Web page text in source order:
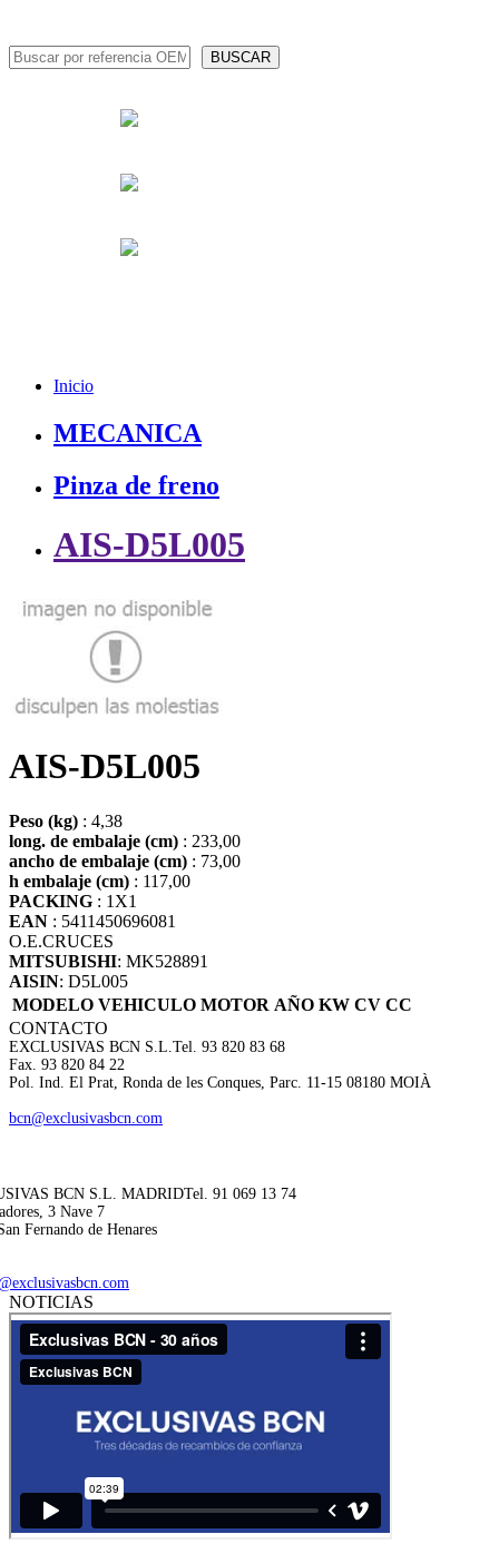
Inicio
MECANICA
Pinza de freno
AIS-D5L005
AIS-D5L005
Peso (kg) : 4,38
long. de embalaje (cm) : 233,00
ancho de embalaje (cm) : 73,00
h embalaje (cm) : 117,00
PACKING : 1X1
EAN : 5411450696081
O.E.CRUCES
MITSUBISHI: MK528891
AISIN: D5L005
MODELO VEHICULO MOTOR AÑO KW CV CC
CONTACTO
EXCLUSIVAS BCN S.L. Tel. 93 820 83 68
Fax. 93 820 84 22
Pol. Ind. El Prat, Ronda de les Conques, Parc. 11-15 08180 MOIÀ
bcn@exclusivasbcn.com
BCN S.L. MADRIDTel. 91 069 13 74
3 Nave 7
Fernando de Henares
NOTICIAS